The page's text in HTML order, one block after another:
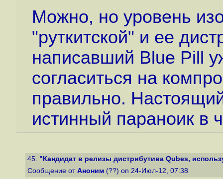
Можно, но уровень
"руткитской" и ее
написавший Blue Pill
согласиться на
правильно.
истинный параноик в
45. "Кандидат в релизы дистрибутива Qubes,
Сообщение от Аноним (??) on 24-Июл-12, 07:38